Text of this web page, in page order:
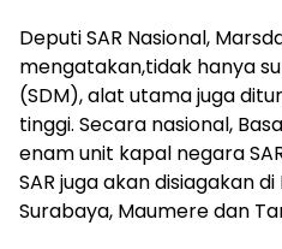
Deputi SAR Nasional,
mengatakan,tidak hanya
(SDM), alat utama juga
tinggi. Secara nasional,
enam unit kapal negara
SAR juga akan disiagakan
Surabaya, Maumere dan